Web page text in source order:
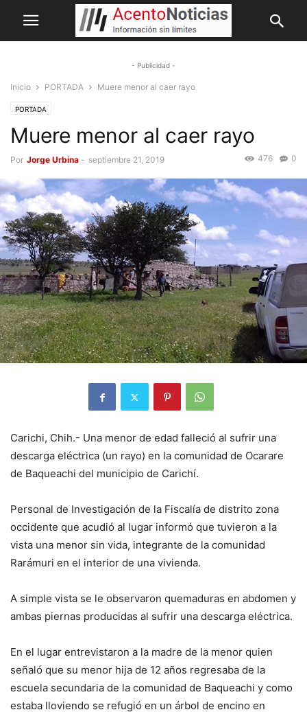
- Publicidad -
Inicio PORTADA Muere menor al caer rayo
PORTADA
Muere menor al caer rayo
Por Jorge Urbina - septiembre 21, 2019 0
476
Carichi, Chih.- Una menor de edad falleció al sufrir una
descarga eléctrica (un rayo) en la comunidad de Ocarare
de Baqueachi del municipio de Carichí.
Personal de Investigación de la Fiscalía de distrito zona
occidente que acudió al lugar informó que tuvieron a la
vista una menor sin vida, integrante de la comunidad
Rarámuri en el interior de una vivienda.
A simple vista se le observaron quemaduras en abdomen y
ambas piernas producidas al sufrir una descarga eléctrica.
En el lugar entrevistaron a la madre de la menor quien
señaló que su menor hija de 12 años regresaba de la
escuela secundaria de la comunidad de Baqueachi y como
estaba lloviendo se refugió en un árbol de encino en